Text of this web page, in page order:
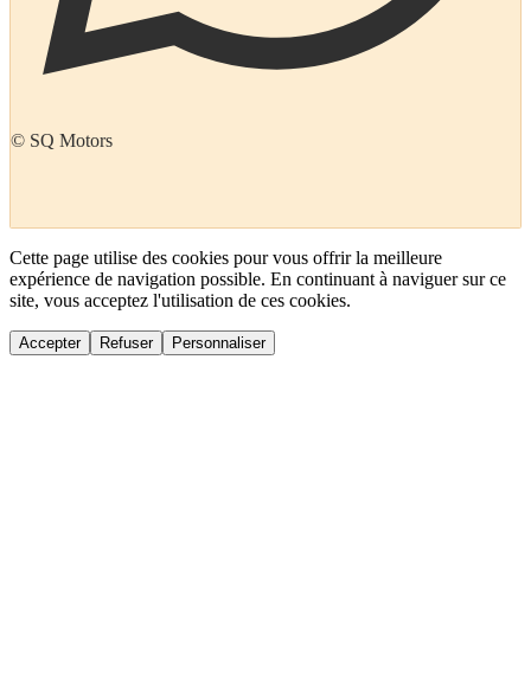
© SQ Motors
Cette page utilise des cookies pour vous offrir la meilleure
expérience de navigation possible. En continuant à naviguer sur ce
site, vous acceptez l'utilisation de ces cookies.
Accepter Refuser Personnaliser